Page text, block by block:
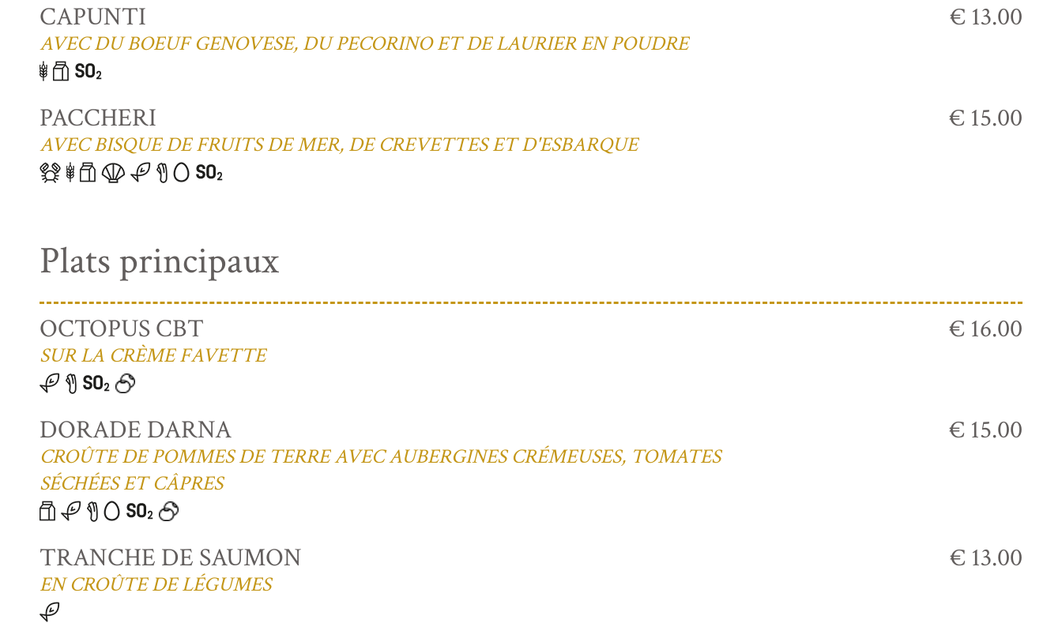
CAPUNTI
AVEC DU BOEUF GENOVESE, DU PECORINO ET DE LAURIER EN POUDRE
€ 13.00
PACCHERI
AVEC BISQUE DE FRUITS DE MER, DE CREVETTES ET D'ESBARQUE
€ 15.00
Plats principaux
OCTOPUS CBT
SUR LA CRÈME FAVETTE
€ 16.00
DORADE DARNA
CROÛTE DE POMMES DE TERRE AVEC AUBERGINES CRÉMEUSES, TOMATES
SÉCHÉES ET CÂPRES
€ 15.00
TRANCHE DE SAUMON
EN CROÛTE DE LÉGUMES
€ 13.00